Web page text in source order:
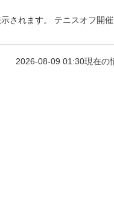
されます。 テニスオフ開
2026-08-09 01:30現在の